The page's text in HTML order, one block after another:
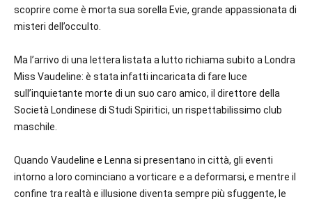
scoprire come è morta sua sorella Evie, grande appassionata di
misteri dell’occulto.
Ma l’arrivo di una lettera listata a lutto richiama subito a Londra
Miss Vaudeline: è stata infatti incaricata di fare luce
sull’inquietante morte di un suo caro amico, il direttore della
Società Londinese di Studi Spiritici, un rispettabilissimo club
maschile.
Quando Vaudeline e Lenna si presentano in città, gli eventi
intorno a loro cominciano a vorticare e a deformarsi, e mentre il
confine tra realtà e illusione diventa sempre più sfuggente, le